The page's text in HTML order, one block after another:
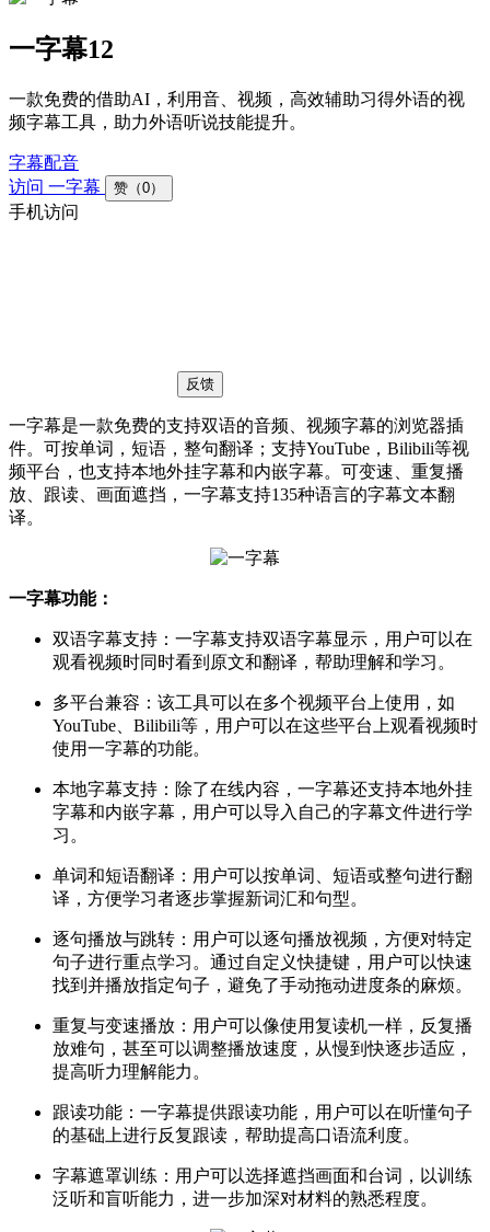
一字幕12
一款免费的借助AI，利用音、视频，高效辅助习得外语的视
频字幕工具，助力外语听说技能提升。
字幕配音
访问 一字幕
赞（0）
手机访问
反馈
一字幕是一款免费的支持双语的音频、视频字幕的浏览器插
件。可按单词，短语，整句翻译；支持YouTube，Bilibili等视
频平台，也支持本地外挂字幕和内嵌字幕。可变速、重复播
放、跟读、画面遮挡，一字幕支持135种语言的字幕文本翻
译。
一字幕功能：
双语字幕支持：一字幕支持双语字幕显示，用户可以在
观看视频时同时看到原文和翻译，帮助理解和学习。
多平台兼容：该工具可以在多个视频平台上使用，如
YouTube、Bilibili等，用户可以在这些平台上观看视频时
使用一字幕的功能。
本地字幕支持：除了在线内容，一字幕还支持本地外挂
字幕和内嵌字幕，用户可以导入自己的字幕文件进行学
习。
单词和短语翻译：用户可以按单词、短语或整句进行翻
译，方便学习者逐步掌握新词汇和句型。
逐句播放与跳转：用户可以逐句播放视频，方便对特定
句子进行重点学习。通过自定义快捷键，用户可以快速
找到并播放指定句子，避免了手动拖动进度条的麻烦。
重复与变速播放：用户可以像使用复读机一样，反复播
放难句，甚至可以调整播放速度，从慢到快逐步适应，
提高听力理解能力。
跟读功能：一字幕提供跟读功能，用户可以在听懂句子
的基础上进行反复跟读，帮助提高口语流利度。
字幕遮罩训练：用户可以选择遮挡画面和台词，以训练
泛听和盲听能力，进一步加深对材料的熟悉程度。